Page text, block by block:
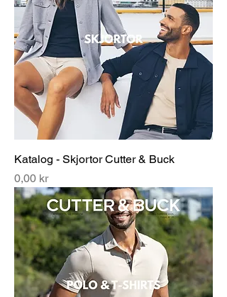
Katalog - Skjortor Cutter & Buck
Pris
0,00 kr